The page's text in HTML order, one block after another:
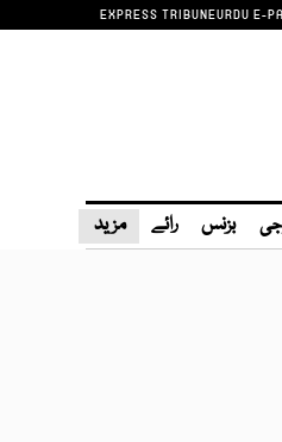
EXPRESS TRIBUNEURDU E-
بزنس رائے مزید